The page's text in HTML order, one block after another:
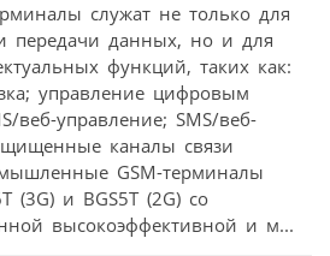
служат не только для
передачи данных, но и для
функций, таких как:
управление цифровым
веб-управление; SMS/веб-
каналы связи
GSM-терминалы
(3G) и BGS5T (2G) со
высокоэффективной и м...